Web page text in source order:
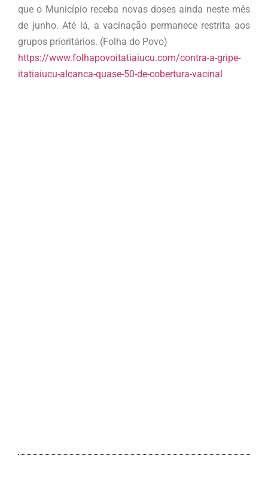
que o Município receba novas doses ainda neste mês
de junho. Até lá, a vacinação permanece restrita aos
grupos prioritários. (Folha do Povo)
https://www.folhapovoitatiaiucu.com/contra-a-gripe-
itatiaiucu-alcanca-quase-50-de-cobertura-vacinal